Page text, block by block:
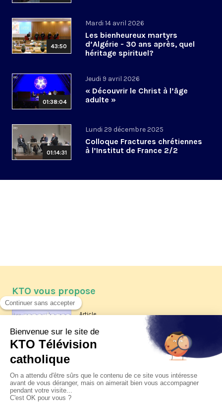
43:50
Mardi 14 avril 2026
Les bienheureux martyrs
d’Algérie - 30 ans après, quel
héritage spirituel?
01:38:04
Jeudi 9 avril 2026
« Découvrir le Christ à l’âge
adulte »
01:14:31
Lundi 29 décembre 2025
Colloque Fractures chrétiennes
à l’Institut de France 2/2
KTO vous propose
Article
Les reportages d'été 2026 de KTO
La visite pastorale du pape Léon
XIV à Assise à suivre sur KTO le
jeudi 6 août